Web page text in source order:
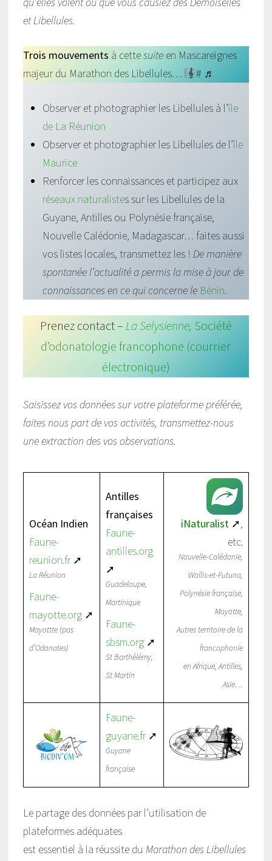
et Libellules.
Trois mouvements à cettesuite en Mascareignes
majeur du Marathon des Libellules…
# ♬
Observer et photographier les Libellules à l’île
de La Réunion
Observer et photographier les Libellules de l’île
Maurice
Renforcer les connaissances et participez aux
réseaux naturalistes sur les Libellules de la
Guyane, Antilles ou Polynésie française,
Nouvelle Calédonie, Madagascar… faites aussi
vos listes locales, transmettez les ! De manière
spontanée l’actualité a permis la mise à jour de
connaissances en ce qui concerne le Bénin.
Prenez contact – La Selysienne, Société
d’odonatologie francophone (courrier
électronique)
Saisissez vos données sur votre plateforme préférée,
faites nous part de vos activités, transmettez-nous
une extraction des vos observations.
Océan Indien
Faune-
reunion.fr➚
La Réunion
Faune-
mayotte.org➚
Mayottte (pas
d’Odonates)
Antilles
françaises
Faune-
antilles.org
➚
Guadeloupe,
Martinique
Faune-
sbsm.org➚
St Barthélémy,
St Martin
iNaturalist➚,
etc.
Nouvelle-Calédonie,
Wallis-et-Futuna,
Polynésie française,
Mayotte,
Autres territoire de la
francophonie
en Afrique, Antilles,
Asie…
Faune-
guyane.fr➚
Guyane
française
Le partage des données par l’utilisation de
plateformes adéquates
est essentiel à la réussite du Marathon des Libellules